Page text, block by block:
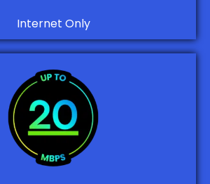
Internet Only